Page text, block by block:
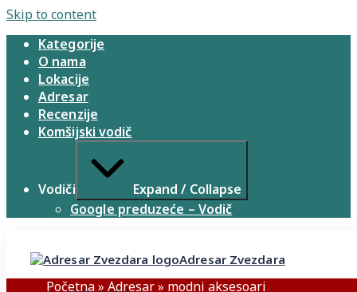
Skip to content
Kategorije
O nama
Lokacije
Adresar
Recenzije
Komšijski vodič
Vodiči
Expand / Collapse
Google preduzeće – Vodič
Adresar Zvezdara
Početna» Adresar» modni aksesoari